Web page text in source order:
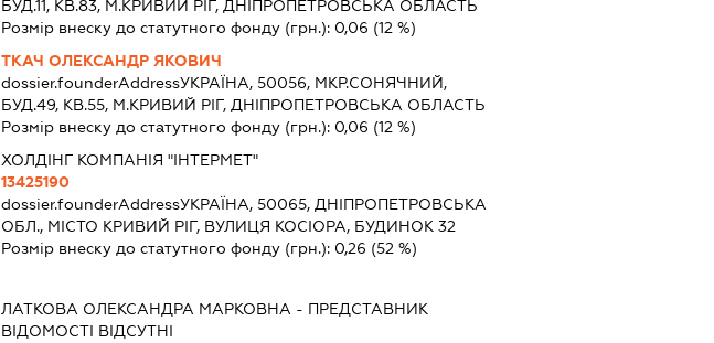
БУД.11, КВ.83, М.КРИВИЙ РІГ, ДНІПРОПЕТРОВСЬКА ОБЛАСТЬ
Розмір внеску до статутного фонду (грн.): 0,06 (12 %)
ТКАЧ ОЛЕКСАНДР ЯКОВИЧ
dossier.founderAddressУКРАЇНА, 50056, МКР.СОНЯЧНИЙ,
БУД.49, КВ.55, М.КРИВИЙ РІГ, ДНІПРОПЕТРОВСЬКА ОБЛАСТЬ
Розмір внеску до статутного фонду (грн.): 0,06 (12 %)
ХОЛДІНГ КОМПАНІЯ "ІНТЕРМЕТ"
13425190
dossier.founderAddressУКРАЇНА, 50065, ДНІПРОПЕТРОВСЬКА
ОБЛ., МІСТО КРИВИЙ РІГ, ВУЛИЦЯ КОСІОРА, БУДИНОК 32
Розмір внеску до статутного фонду (грн.): 0,26 (52 %)
ЛАТКОВА ОЛЕКСАНДРА МАРКОВНА - ПРЕДСТАВНИК
ВІДОМОСТІ ВІДСУТНІ